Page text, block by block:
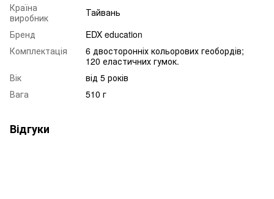
Країна
виробник
Тайвань
Бренд
EDX education
Комплектація
6 двосторонніх кольорових геобордів;
120 еластичних гумок.
Вік
від 5 років
Вага
510 г
Відгуки